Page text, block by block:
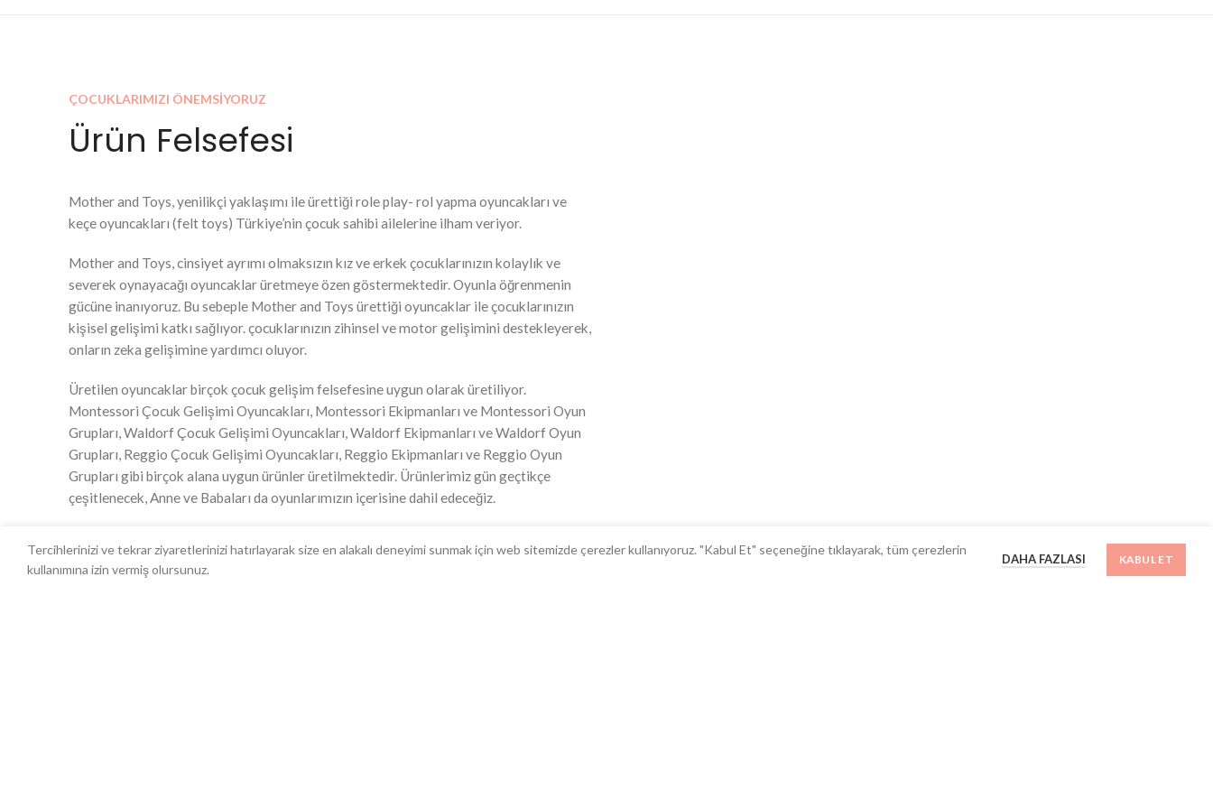
ÇOCUKLARIMIZI ÖNEMSİYORUZ
Ürün Felsefesi
Mother and Toys, yenilikçi yaklaşımı ile ürettiği role play- rol yapma oyuncakları ve
keçe oyuncakları (felt toys) Türkiye’nin çocuk sahibi ailelerine ilham veriyor.
Mother and Toys, cinsiyet ayrımı olmaksızın kız ve erkek çocuklarınızın kolaylık ve
severek oynayacağı oyuncaklar üretmeye özen göstermektedir. Oyunla öğrenmenin
gücüne inanıyoruz. Bu sebeple Mother and Toys ürettiği oyuncaklar ile çocuklarınızın
kişisel gelişimi katkı sağlıyor. çocuklarınızın zihinsel ve motor gelişimini destekleyerek,
onların zeka gelişimine yardımcı oluyor.
Üretilen oyuncaklar birçok çocuk gelişim felsefesine uygun olarak üretiliyor.
Montessori Çocuk Gelişimi Oyuncakları, Montessori Ekipmanları ve Montessori Oyun
Grupları, Waldorf Çocuk Gelişimi Oyuncakları, Waldorf Ekipmanları ve Waldorf Oyun
Grupları, Reggio Çocuk Gelişimi Oyuncakları, Reggio Ekipmanları ve Reggio Oyun
Grupları gibi birçok alana uygun ürünler üretilmektedir. Ürünlerimiz gün geçtikçe
çeşitlenecek, Anne ve Babaları da oyunlarımızın içerisine dahil edeceğiz.
Tercihlerinizi ve tekrar ziyaretlerinizi hatırlayarak size en alakalı deneyimi sunmak için web sitemizde çerezler kullanıyoruz. "Kabul Et" seçeneğine tıklayarak, tüm çerezlerin
kullanımına izin vermiş olursunuz.
DAHA FAZLASI KABUL ET